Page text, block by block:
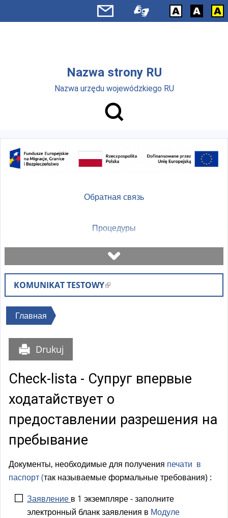
Перейти к основному содержанию
Nazwa strony RU
Nazwa urzędu wojewódzkiego RU
Обратная связь
Процедуры
Назначить встречу
Проверьте статус дела
Часто задаваемые вопросы
Объяснения
KOMUNIKAT TESTOWY(
в
я
с
ы
)
ВыГлавная
Drukuj
Check-lista - Супруг впервые
ходатайствует о
предоставлении разрешения на
пребывание
Документы, необходимые для получения печати в
паспорт (так называемые формальные требования) :
Заявление в 1 экземпляре - заполните
электронный бланк заявления в Модуле